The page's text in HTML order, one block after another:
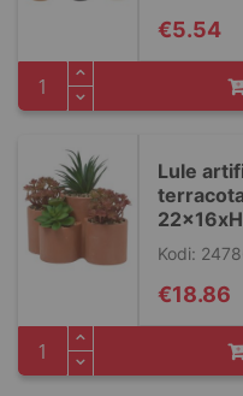
€5.54
Lule
Kodi:
€18.86